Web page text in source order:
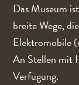
Das Museum
breite Wege,
Elektromobile
An Stellen mit
Verfügung.